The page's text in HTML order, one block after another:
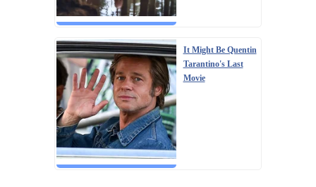
It Might Be Quentin
Tarantino's Last
Movie